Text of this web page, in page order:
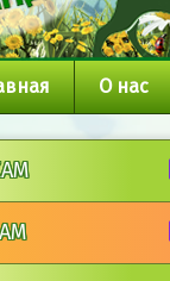
О нас